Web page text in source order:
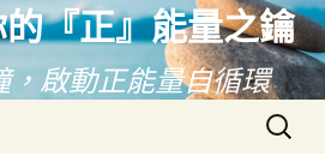
『正』能量之鑰
，啟動正能量自循環
搜
尋